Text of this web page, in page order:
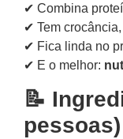
✔ Combina
✔ Tem
✔ Fica linda no
✔ E o melhor:
📝
pessoas)